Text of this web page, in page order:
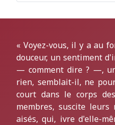
« Voyez-vous, il y a au
douceur, un sentiment
— comment dire ? —,
rien, semblait-il, ne
court dans le corps
membres, suscite
aisés, qui, ivre d'elle-